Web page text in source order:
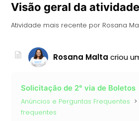
Visão geral da atividade
Atividade mais recente por Rosana
Rosana Malta criou
Solicitação de 2° via de Boletos
Anúncios e Perguntas Frequentes
frequentes